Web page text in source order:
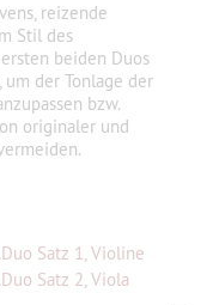
reizende
Stil des
beiden Duos
der Tonlage der
bzw.
originaler und
Satz 1, Violine
Satz 2, Viola